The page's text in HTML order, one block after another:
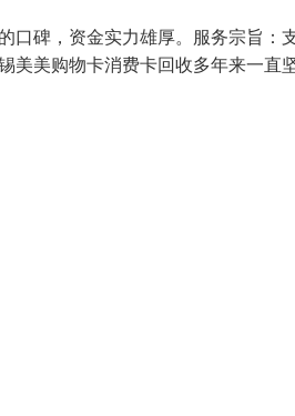
口碑，资金实力雄厚。服务宗旨：
美美购物卡消费卡回收多年来一直